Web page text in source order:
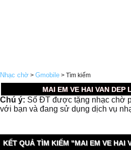
Nhạc chờ > Gmobile > Tìm kiếm
MAI EM VE HAI VAN DEP
Chú ý: Số ĐT được tặng nhạc chờ
với bạn và đang sử dụng dịch vụ
KẾT QUẢ TÌM KIẾM "MAI EM VE HAI